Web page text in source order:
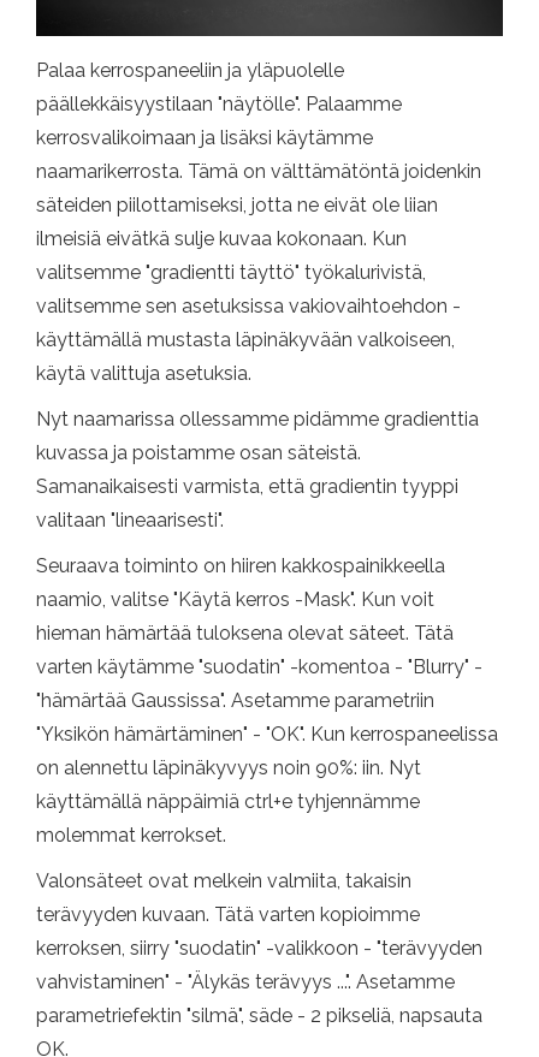
Palaa kerrospaneeliin ja yläpuolelle
päällekkäisyystilaan "näytölle". Palaamme
kerrosvalikoimaan ja lisäksi käytämme
naamarikerrosta. Tämä on välttämätöntä joidenkin
säteiden piilottamiseksi, jotta ne eivät ole liian
ilmeisiä eivätkä sulje kuvaa kokonaan. Kun
valitsemme "gradientti täyttö" työkalurivistä,
valitsemme sen asetuksissa vakiovaihtoehdon -
käyttämällä mustasta läpinäkyvään valkoiseen,
käytä valittuja asetuksia.
Nyt naamarissa ollessamme pidämme gradienttia
kuvassa ja poistamme osan säteistä.
Samanaikaisesti varmista, että gradientin tyyppi
valitaan "lineaarisesti".
Seuraava toiminto on hiiren kakkospainikkeella
naamio, valitse "Käytä kerros -Mask". Kun voit
hieman hämärtää tuloksena olevat säteet. Tätä
varten käytämme "suodatin" -komentoa - "Blurry" -
"hämärtää Gaussissa". Asetamme parametriin
"Yksikön hämärtäminen" - "OK". Kun kerrospaneelissa
on alennettu läpinäkyvyys noin 90%: iin. Nyt
käyttämällä näppäimiä ctrl+e tyhjennämme
molemmat kerrokset.
Valonsäteet ovat melkein valmiita, takaisin
terävyyden kuvaan. Tätä varten kopioimme
kerroksen, siirry "suodatin" -valikkoon - "terävyyden
vahvistaminen" - "Älykäs terävyys ...". Asetamme
parametriefektin "silmä", säde - 2 pikseliä, napsauta
OK.